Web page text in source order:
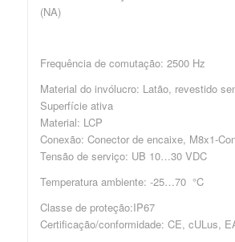
(NA)
Frequência de comutação: 2500 Hz
Material do invólucro: Latão, revestido
Superfície ativa
Material: LCP
Conexão: Conector de encaixe, M8x1-
Tensão de serviço: UB 10…30 VDC
Temperatura ambiente: -25…70 °C
Classe de proteção:IP67
Certificação/conformidade: CE, cULus,